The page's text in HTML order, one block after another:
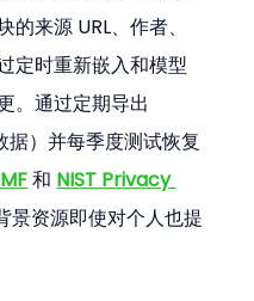
来源 URL、作者、
定时重新嵌入和模型
。通过定期导出
据）并每季度测试恢复
和 NIST Privacy
景资源即使对个人也提